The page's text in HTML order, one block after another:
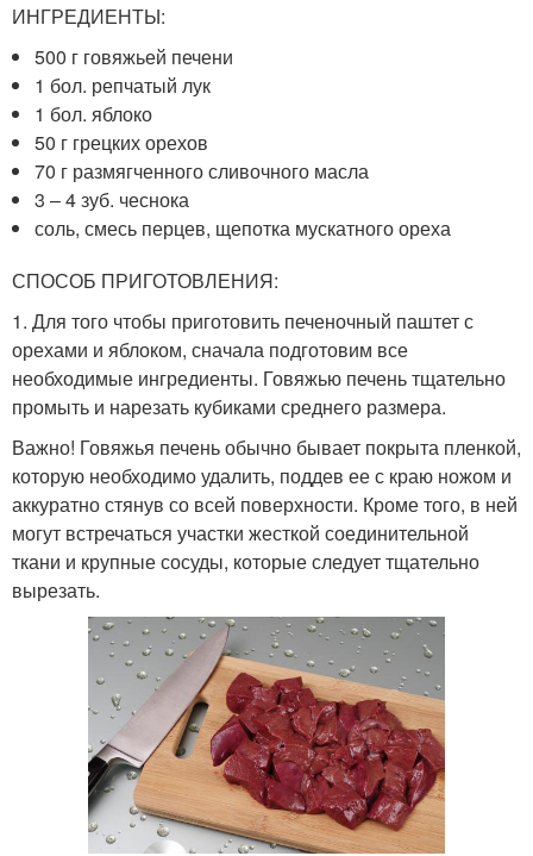
ИНГРЕДИЕНТЫ:
500 г говяжьей печени
1 бол. репчатый лук
1 бол. яблоко
50 г грецких орехов
70 г размягченного сливочного масла
3 – 4 зуб. чеснока
соль, смесь перцев, щепотка мускатного ореха
СПОСОБ ПРИГОТОВЛЕНИЯ:
1. Для того чтобы приготовить печеночный паштет с
орехами и яблоком, сначала подготовим все
необходимые ингредиенты. Говяжью печень тщательно
промыть и нарезать кубиками среднего размера.
Важно! Говяжья печень обычно бывает покрыта пленкой,
которую необходимо удалить, поддев ее с краю ножом и
аккуратно стянув со всей поверхности. Кроме того, в ней
могут встречаться участки жесткой соединительной
ткани и крупные сосуды, которые следует тщательно
вырезать.